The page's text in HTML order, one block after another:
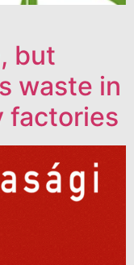
but
waste in
factories